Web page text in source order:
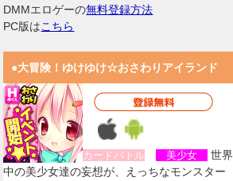
DMMエロゲーの無料登録方法
PC版はこちら
●大冒険！ゆけゆけ☆おさわりアイランド
カードバトル 美少女
世界
中の美少女達の妄想が、えっちなモンスター